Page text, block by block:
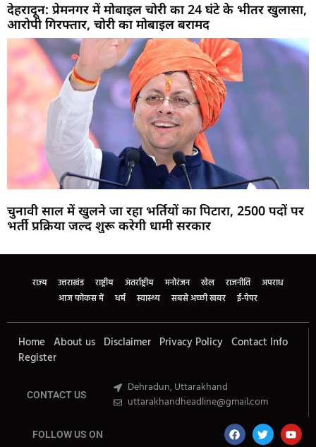
देहरादून: प्रेमनगर में मोबाइल चोरी का 24 घंटे के भीतर खुलासा,
आरोपी गिरफ्तार, चोरी का मोबाइल बरामद
चुनावी साल में खुलने जा रहा भर्तियों का पिटारा, 2500 पदों पर
भर्ती प्रक्रिया जल्द शुरू करेगी धामी सरकार
राज्य उत्तराखंड राष्ट्रीय अंतर्राष्ट्रीय मनोरंजन खेल राजनीति
अपराध
आज फोकस में
धर्म स्वास्थ्य सबसे अच्छी खबर ई-पेपर
Home About us Disclaimer Privacy Policy Contact Info
Register
CONTACT US
Dehradun, Uttarakhand
uttarakhandheadline@gmail.com
FOLLOW US ON